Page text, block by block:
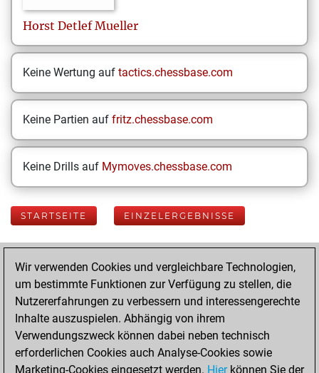
Horst Detlef Mueller
Keine Wertung auf tactics.chessbase.com
Keine Partien auf fritz.chessbase.com
Keine Drills auf Mymoves.chessbase.com
STARTSEITE EINZELERGEBNISSE
Your Latest App
Activity
Freitag, Oktober
10, 2025
Wir verwenden Cookies und vergleichbare Technologien,
um bestimmte Funktionen zur Verfügung zu stellen, die
Nutzererfahrungen zu verbessern und interessengerechte
Inhalte auszuspielen. Abhängig von ihrem
Verwendungszweck können dabei neben technisch
erforderlichen Cookies auch Analyse-Cookies sowie
Marketing-Cookies eingesetzt werden. Hierkönnen Sie der